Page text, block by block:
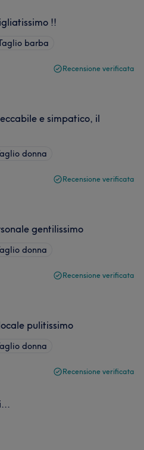
!!
barba
Recensione verificata
e simpatico, il
donna
Recensione verificata
gentilissimo
donna
Recensione verificata
pulitissimo
donna
Recensione verificata